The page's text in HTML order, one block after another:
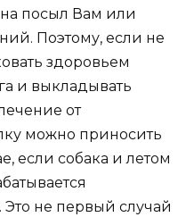
посыл Вам или
Поэтому, если не
здоровьем
и выкладывать
от
можно приносить
если собака и летом
не первый случай